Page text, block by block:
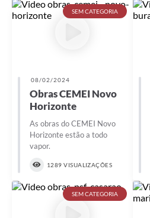
SEM CATEGORIA
08/02/2024
Obras CEMEI Novo
Horizonte
As obras do CEMEI Novo
Horizonte estão a todo
vapor.
1289 VISUALIZAÇÕES
SEM CATEGORIA